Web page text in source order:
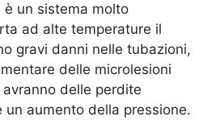
è un sistema molto
ad alte temperature il
gravi danni nelle tubazioni,
delle microlesioni
delle perdite
un aumento della pressione.